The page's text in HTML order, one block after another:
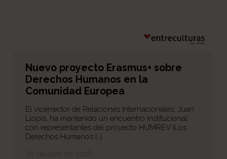
Nuevo proyecto Erasmus+ sobre
Derechos Humanos en la
Comunidad Europea
El vicerrector de Relaciones Internacionales, Juan
Llopis, ha mantenido un encuentro institucional
con representantes del proyecto HUMREV (Los
Derechos Humanos […]
28 de abril de 2016